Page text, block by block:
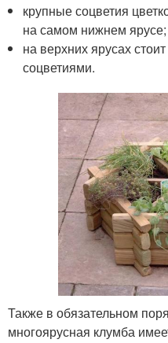
крупные соцветия
на самом нижнем ярусе;
на верхних ярусах
соцветиями.
Также в обязательном
многоярусная клумба